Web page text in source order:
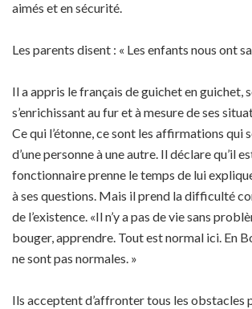
aimés et en sécurité.
Les parents disent : « Les enfants nous ont
Il a appris le français de guichet en guichet,
s’enrichissant au fur et à mesure de ses
Ce qui l’étonne, ce sont les affirmations qui
d’une personne à une autre. Il déclare qu’il
fonctionnaire prenne le temps de lui
à ses questions. Mais il prend la difficulté
de l’existence. «Il n’y a pas de vie sans
bouger, apprendre. Tout est normal ici. En
ne sont pas normales. »
Ils acceptent d’affronter tous les obstacles